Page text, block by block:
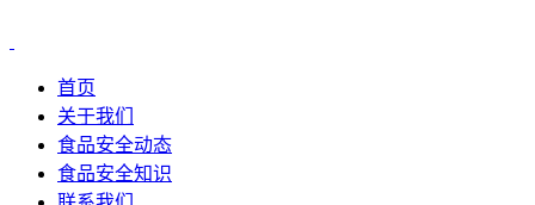
首页
关于我们
食品安全动态
食品安全知识